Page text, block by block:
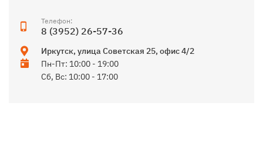
Телефон:
8 (3952) 26-57-36
Иркутск, улица Советская 25, офис 4/2
Пн-Пт: 10:00 - 19:00
Сб, Вс: 10:00 - 17:00